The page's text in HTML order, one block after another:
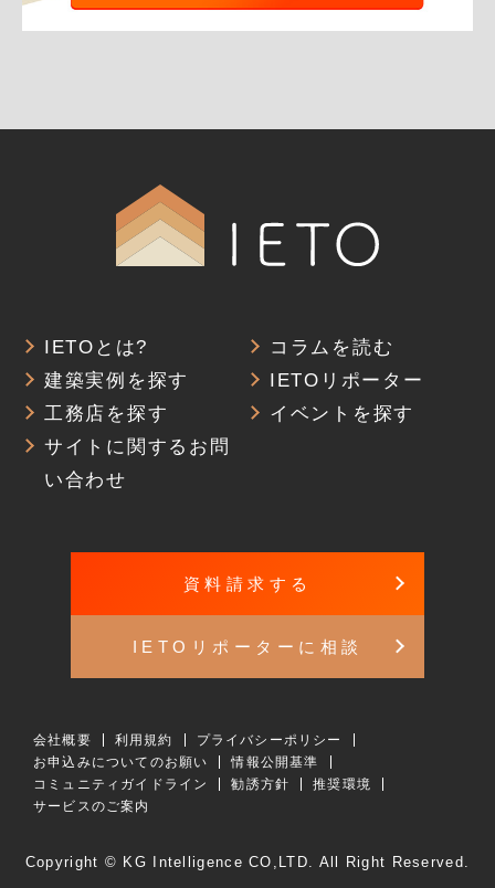
IETOとは?
コラムを読む
建築実例を探す
IETOリポーター
工務店を探す
イベントを探す
サイトに関するお問
い合わせ
資料請求する
IETOリポーターに相談
会社概要 利用規約
プライバシーポリシー
お申込みについてのお願い
情報公開基準
コミュニティガイドライン
勧誘方針
推奨環境
サービスのご案内
Copyright © KG Intelligence CO,LTD. All Right Reserved.